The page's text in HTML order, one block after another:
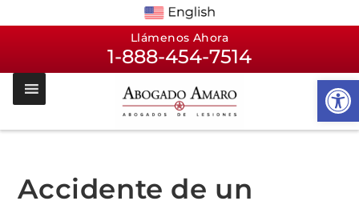
Llámenos Ahora
1-888-454-7514
Accidente de un